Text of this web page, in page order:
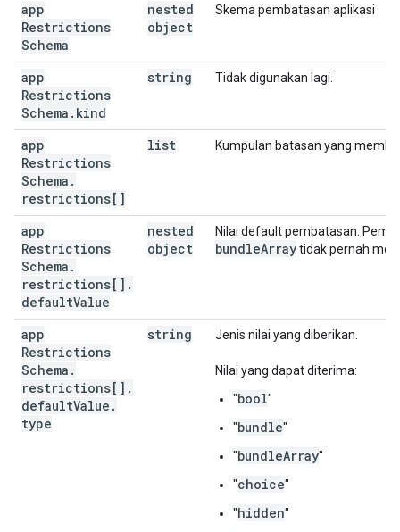
"availableTracks": [
string
],
[
"trackId"
"trackAlias": string
],
"description"
"fullDescription"
"screenshotUrls": [
],
"category"
"recentChanges"
"minAndroidSdkVersion"
"contentRating": string
,
"lastUpdatedTimestampMillis": long
,
"permissions"
"permissionId"
string
,
"state"
app
Restrictions
Schema
nested
object
Skema pembatasan aplikasi
app
Restrictions
Schema . kind
string Tidak digunakan lagi.
app
Restrictions
Schema .
restrictions[]
list Kumpulan batasan yang
app
Restrictions
Schema .
restrictions[] .
defaultValue
nested
object
Nilai default pembatasan.
bundleArraytidak pernah
app
Restrictions
Schema .
restrictions[] .
defaultValue .
type
string Jenis nilai yang diberikan.
Nilai yang dapat diterima:
"bool"
"bundle"
"bundleArray"
"choice"
"hidden"